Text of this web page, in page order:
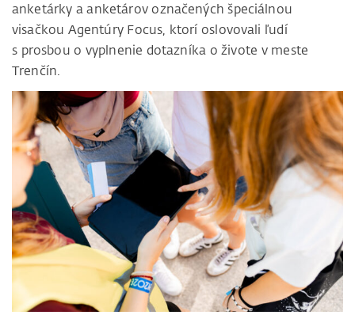
anketárky a anketárov označených špeciálnou
visačkou Agentúry Focus, ktorí oslovovali ľudí
s prosbou o vyplnenie dotazníka o živote v meste
Trenčín.